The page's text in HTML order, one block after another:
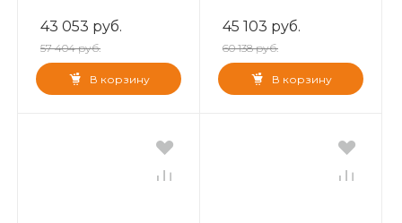
43 053 руб.
57 404 руб.
В корзину
45 103 руб.
60 138 руб.
В корзину